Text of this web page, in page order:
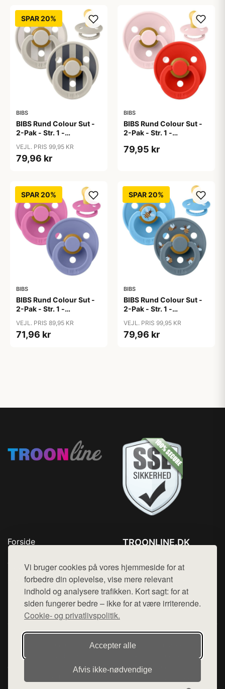
Vi bruger cookies på vores hjemmeside for at
forbedre din oplevelse, vise mere relevant
indhold og analysere trafikken. Kort sagt: for at
siden fungerer bedre – ikke for at være irriterende.
Cookie- og privatlivspolitik.
Accepter alle
Afvis ikke‑nødvendige
SPAR 20%
BIBS
BIBS Rund Colour Sut -
2-Pak - Str. 1 -
Studio - Sand Mix
VEJL. PRIS 99,95 KR
79,96 kr
BIBS
BIBS Rund Colour Sut -
2-Pak - Str. 1 -
Blossom/Candy Apple
79,95 kr
SPAR 20%
BIBS
BIBS Rund Colour Sut -
2-Pak - Str. 1 -
Bubblegum/Peri
VEJL. PRIS 89,95 KR
71,96 kr
SPAR 20%
BIBS
BIBS Rund Colour Sut -
2-Pak - Str. 1 -
Bumblebee Studio -
Breeze Mix
VEJL. PRIS 99,95 KR
79,96 kr
Forside
Top Rabatter
Blog
Kontakt
TROONLINE.DK
Mail: hej@want.dk
Cookie- og privatlivspolitik
Denne side er en del af want.dk, der udgiver en række
hjemmesider med præsentation af forskellige produkter fra
diverse webshops. Der sælges ikke varer fra denne side - vi
henviser til de shops, som sælger varen. Vi har heller ikke